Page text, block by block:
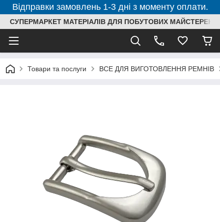
Відправки замовлень 1-3 дні з моменту оплати.
СУПЕРМАРКЕТ МАТЕРІАЛІВ ДЛЯ ПОБУТОВИХ МАЙСТЕРЕНЬ
Товари та послуги ВСЕ ДЛЯ ВИГОТОВЛЕННЯ РЕМНІВ